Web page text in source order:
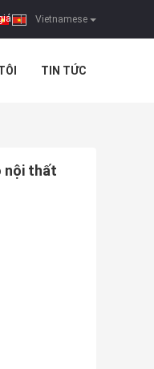
Vietnamese
|
TIN TỨC
nội thất